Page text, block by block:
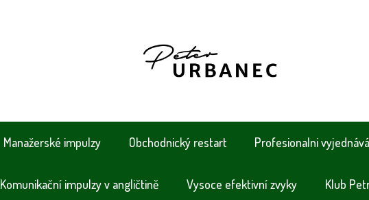
Manažerské impulzy Obchodnický restart Profesionalni
Komunikační impulzy v angličtině Vysoce efektivní zvyky Klub